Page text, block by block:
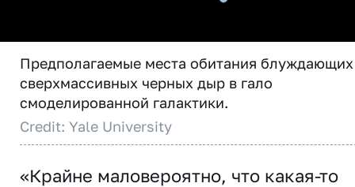
Предполагаемые места обитания блуждающих
сверхмассивных черных дыр в гало
смоделированной галактики.
Credit: Yale University
«Крайне маловероятно, что какая-то